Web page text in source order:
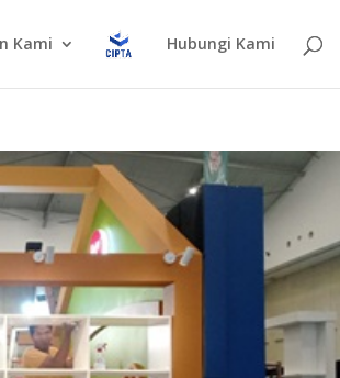
Kami Hubungi Kami